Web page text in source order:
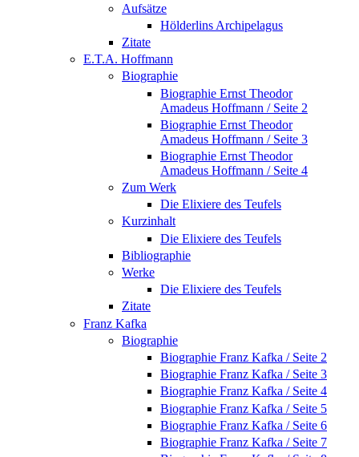
Aufsätze
Hölderlins Archipelagus
Zitate
E.T.A. Hoffmann
Biographie
Biographie Ernst Theodor
Amadeus Hoffmann / Seite 2
Biographie Ernst Theodor
Amadeus Hoffmann / Seite 3
Biographie Ernst Theodor
Amadeus Hoffmann / Seite 4
Zum Werk
Die Elixiere des Teufels
Kurzinhalt
Die Elixiere des Teufels
Bibliographie
Werke
Die Elixiere des Teufels
Zitate
Franz Kafka
Biographie
Biographie Franz Kafka / Seite 2
Biographie Franz Kafka / Seite 3
Biographie Franz Kafka / Seite 4
Biographie Franz Kafka / Seite 5
Biographie Franz Kafka / Seite 6
Biographie Franz Kafka / Seite 7